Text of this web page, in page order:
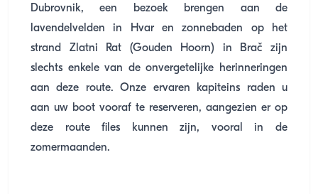
Dubrovnik, een bezoek brengen aan de
lavendelvelden in Hvar en zonnebaden op het
strand Zlatni Rat (Gouden Hoorn) in Brač zijn
slechts enkele van de onvergetelijke herinneringen
aan deze route. Onze ervaren kapiteins raden u
aan uw boot vooraf te reserveren, aangezien er op
deze route files kunnen zijn, vooral in de
zomermaanden.